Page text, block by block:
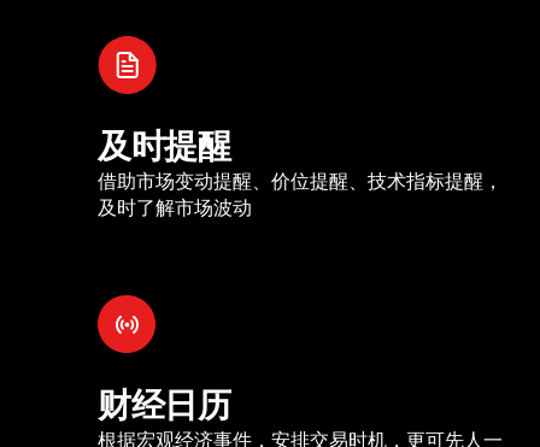
及时提醒
借助市场变动提醒、价位提醒、技术指标提醒，
及时了解市场波动
财经日历
根据宏观经济事件，安排交易时机，更可先人一